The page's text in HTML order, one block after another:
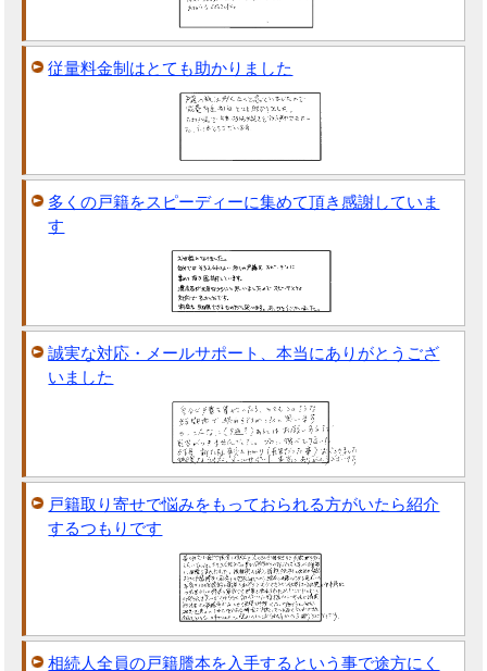
従量料金制はとても助かりました
多くの戸籍をスピーディーに集めて頂き感謝していま
す
誠実な対応・メールサポート、本当にありがとうござ
いました
戸籍取り寄せで悩みをもっておられる方がいたら紹介
するつもりです
相続人全員の戸籍謄本を入手するという事で途方にく